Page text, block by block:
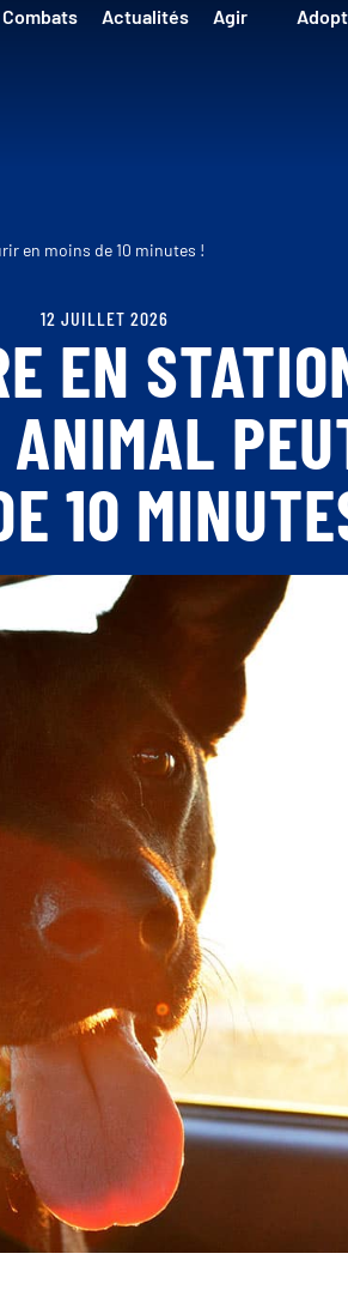
Combats Actualités Agir
en moins de 10 minutes !
12 JUILLET 2026
EN
10